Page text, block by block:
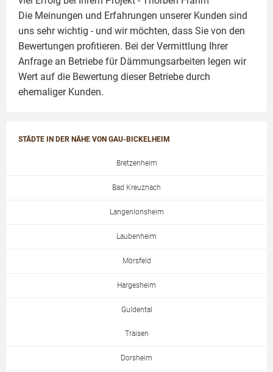
Die Meinungen und Erfahrungen unserer Kunden sind
uns sehr wichtig - und wir möchten, dass Sie von den
Bewertungen profitieren. Bei der Vermittlung Ihrer
Anfrage an Betriebe für Dämmungsarbeiten legen wir
Wert auf die Bewertung dieser Betriebe durch
ehemaliger Kunden.
STÄDTE IN DER NÄHE VON GAU-BICKELHEIM
Bretzenheim
Bad Kreuznach
Langenlonsheim
Laubenheim
Mörsfeld
Hargesheim
Guldental
Traisen
Dorsheim